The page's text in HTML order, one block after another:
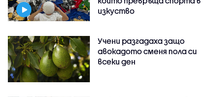
изкуство
Учени разгадаха защо
авокадото сменя пола си
всеки ден